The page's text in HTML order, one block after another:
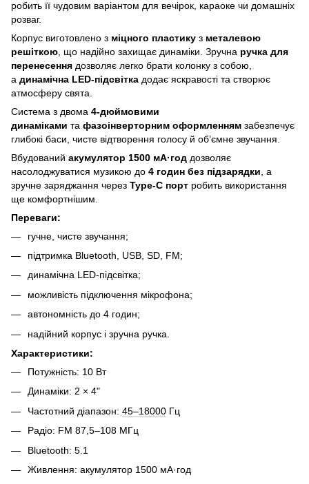
робить її чудовим варіантом для вечірок, караоке чи домашніх
розваг.
Корпус виготовлено з міцного пластику з металевою
решіткою , що надійно захищає динаміки. Зручна ручка для
перенесення дозволяє легко брати колонку з собою,
а динамічна LED-підсвітка додає яскравості та створює
атмосферу свята.
Система з двома 4-дюймовими
динаміками та фазоінверторним оформленням забезпечує
глибокі баси, чисте відтворення голосу й об’ємне звучання.
Вбудований акумулятор 1500 мА·год дозволяє
насолоджуватися музикою до 4 годин без підзарядки , а
зручне заряджання через Type-C порт робить використання
ще комфортнішим.
Переваги:
гучне, чисте звучання;
підтримка Bluetooth, USB, SD, FM;
динамічна LED-підсвітка;
можливість підключення мікрофона;
автономність до 4 годин;
надійний корпус і зручна ручка.
Характеристики:
Потужність: 10 Вт
Динаміки: 2 × 4"
Частотний діапазон: 45–18000 Гц
Радіо: FM 87,5–108 МГц
Bluetooth: 5.1
Живлення: акумулятор 1500 мА·год